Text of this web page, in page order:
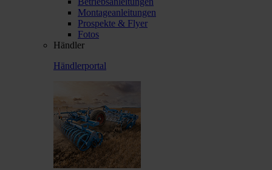
Montageanleitungen
Prospekte & Flyer
Fotos
Händler
Händlerportal